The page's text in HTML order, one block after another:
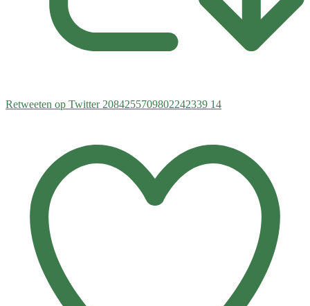
Retweeten op Twitter 2084255709802242339 14